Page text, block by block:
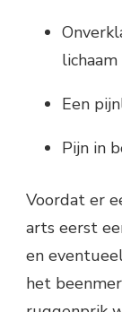
Een
Pijn in
Voordat er
arts eerst
en
het